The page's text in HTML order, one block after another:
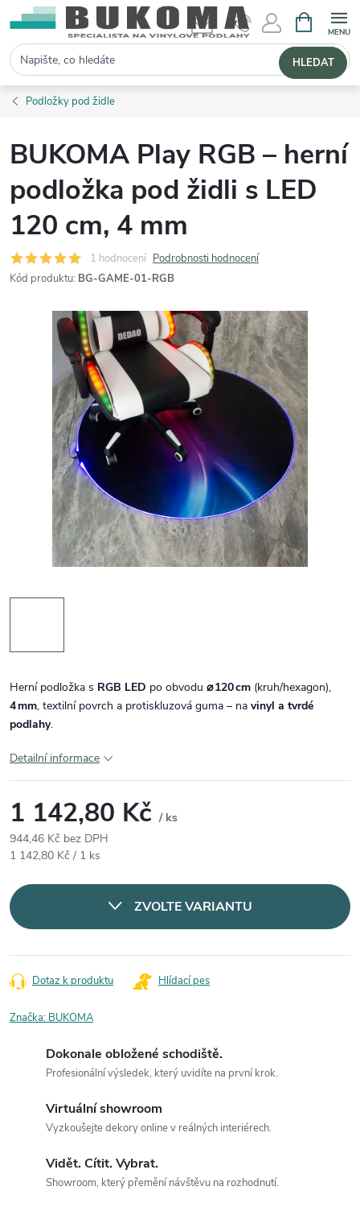
Hledat HLEDAT
Podložky pod židle
BUKOMA Play RGB – herní
podložka pod židli s LED
120 cm, 4 mm
1 hodnocení Podrobnosti hodnocení
Kód produktu: BG-GAME-01-RGB
Herní podložka s RGB LED po obvodu ⌀ 120 cm (kruh/hexagon),
4 mm, textilní povrch a protiskluzová guma – na vinyl a tvrdé
podlahy.
Detailní informace
1 142,80 Kč / ks
944,46 Kč bez DPH
Měrná cena:
1 142,80 Kč / 1 ks
ZVOLTE VARIANTU
Dotaz k produktu Hlídací pes
Značka: BUKOMA
Dokonale obložené schodiště.
Profesionální výsledek, který uvidíte na první krok.
Virtuální showroom
Vyzkoušejte dekory online v reálných interiérech.
Vidět. Cítit. Vybrat.
Showroom, který přemění návštěvu na rozhodnutí.